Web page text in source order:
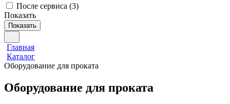
После сервиса (3)
Показать
Показать
Главная
Каталог
Оборудование для проката
Оборудование для проката